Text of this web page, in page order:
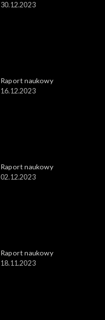
30.12.2023
Raport naukowy
16.12.2023
Raport naukowy
02.12.2023
Raport naukowy
18.11.2023